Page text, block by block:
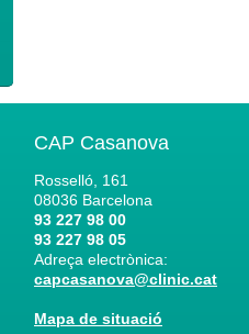
CAP Casanova
Rosselló, 161
08036 Barcelona
93 227 98 00
93 227 98 05
Adreça electrònica:
capcasanova@clinic.cat
Mapa de situació